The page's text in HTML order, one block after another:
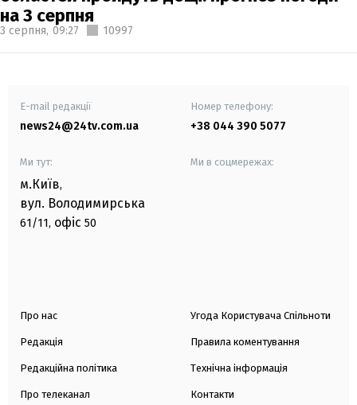
на 3 серпня
3 серпня, 09:27 10997
E-mail редакції
news24@24tv.com.ua
Номер телефону:
+38 044 390 5077
Ми тут:
м.Київ,
вул. Володимирська
61/11, офіс 50
Ми в соцмережах:
Про нас
Редакція
Редакційна політика
Про телеканал
Угода Користувача Спільноти
Правила коментування
Технічна інформація
Контакти